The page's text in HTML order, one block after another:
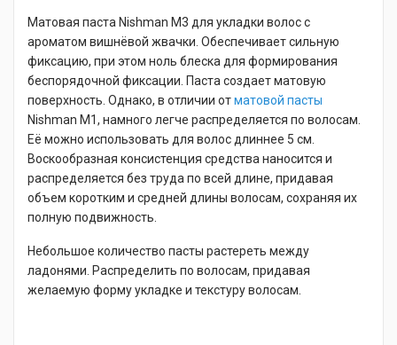
Матовая паста Nishman M3 для укладки волос c
ароматом вишнёвой жвачки. Обеспечивает сильную
фиксацию, при этом ноль блеска для формирования
беспорядочной фиксации. Паста создает матовую
поверхность. Однако, в отличии отматовой пасты
Nishman M1, намного легче распределяется по волосам.
Её можно использовать для волос длиннее 5 см.
Воскообразная консистенция средства наносится и
распределяется без труда по всей длине, придавая
объем коротким и средней длины волосам, сохраняя их
полную подвижность.
Небольшое количество пасты растереть между
ладонями. Распределить по волосам, придавая
желаемую форму укладке и текстуру волосам.